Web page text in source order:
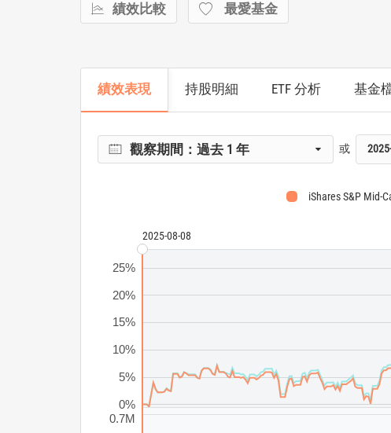
績效比較 最愛基金
績效表現 持股明細 ETF 分析 基金
觀察期間：過去 1 年 或
iShares S&P Mid-
2025-08-08
0.7M
0%
5%
10%
15%
20%
25%